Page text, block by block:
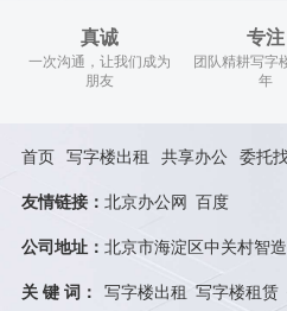
真诚
一次沟通，让我们成为
朋友
专注
团队精耕写字
年
首页 写字楼出租 共享办公 委托
友情链接： 北京办公网 百度
公司地址： 北京市海淀区中关村智
关 键 词： 写字楼出租 写字楼租赁